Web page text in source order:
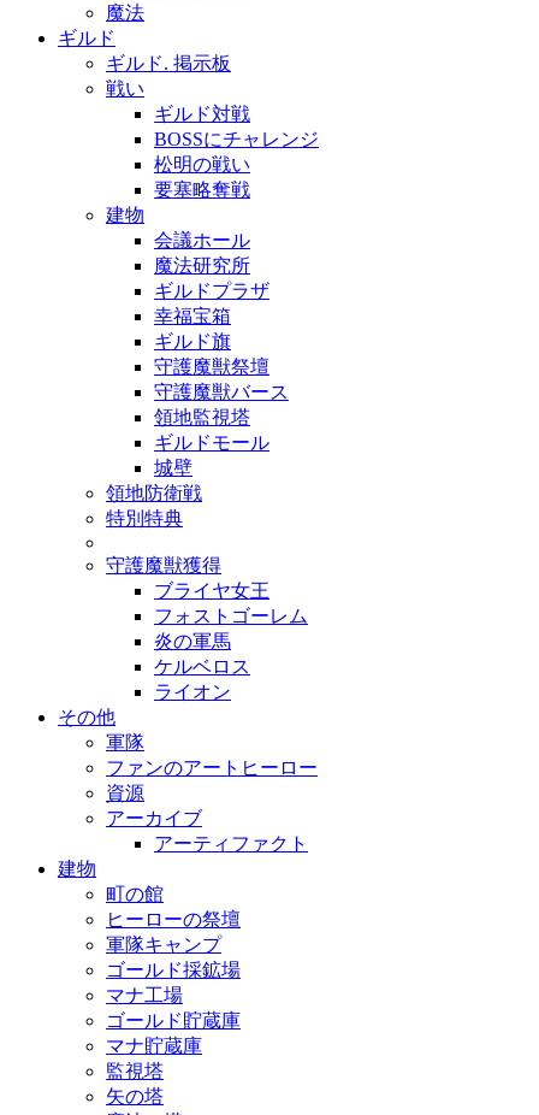
魔法
ギルド
ギルド. 掲示板
戦い
ギルド対戦
BOSSにチャレンジ
松明の戦い
要塞略奪戦
建物
会議ホール
魔法研究所
ギルドプラザ
幸福宝箱
ギルド旗
守護魔獣祭壇
守護魔獣バース
領地監視塔
ギルドモール
城壁
領地防衛戦
特別特典
守護魔獣獲得
ブライヤ女王
フォストゴーレム
炎の軍馬
ケルベロス
ライオン
その他
軍隊
ファンのアートヒーロー
資源
アーカイブ
アーティファクト
建物
町の館
ヒーローの祭壇
軍隊キャンプ
ゴールド採鉱場
マナ工場
ゴールド貯蔵庫
マナ貯蔵庫
監視塔
矢の塔